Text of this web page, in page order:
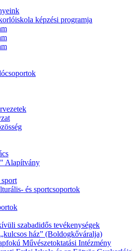
képzési programja
Alapítvány
és sportcsoportok
szabadidős tevékenységek
ház” (Boldogkőváralja)
Művészetoktatási Intézmény